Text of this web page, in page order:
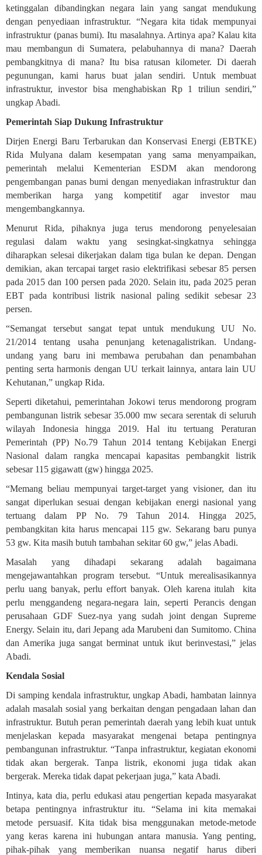
ketinggalan dibandingkan negara lain yang sangat mendukung
dengan penyediaan infrastruktur. “Negara kita tidak mempunyai
infrastruktur (panas bumi). Itu masalahnya. Artinya apa? Kalau kita
mau membangun di Sumatera, pelabuhannya di mana? Daerah
pembangkitnya di mana? Itu bisa ratusan kilometer. Di daerah
pegunungan, kami harus buat jalan sendiri. Untuk membuat
infrastruktur, investor bisa menghabiskan Rp 1 triliun sendiri,”
ungkap Abadi.
Pemerintah Siap Dukung Infrastruktur
Dirjen Energi Baru Terbarukan dan Konservasi Energi (EBTKE)
Rida Mulyana dalam kesempatan yang sama menyampaikan,
pemerintah melalui Kementerian ESDM akan mendorong
pengembangan panas bumi dengan menyediakan infrastruktur dan
memberikan harga yang kompetitif agar investor mau
mengembangkannya.
Menurut Rida, pihaknya juga terus mendorong penyelesaian
regulasi dalam waktu yang sesingkat-singkatnya sehingga
diharapkan selesai dikerjakan dalam tiga bulan ke depan. Dengan
demikian, akan tercapai target rasio elektrifikasi sebesar 85 persen
pada 2015 dan 100 persen pada 2020. Selain itu, pada 2025 peran
EBT pada kontribusi listrik nasional paling sedikit sebesar 23
persen.
“Semangat tersebut sangat tepat untuk mendukung UU No.
21/2014 tentang usaha penunjang ketenagalistrikan. Undang-
undang yang baru ini membawa perubahan dan penambahan
penting serta harmonis dengan UU terkait lainnya, antara lain UU
Kehutanan,” ungkap Rida.
Seperti diketahui, pemerintahan Jokowi terus mendorong program
pembangunan listrik sebesar 35.000 mw secara serentak di seluruh
wilayah Indonesia hingga 2019. Hal itu tertuang Peraturan
Pemerintah (PP) No.79 Tahun 2014 tentang Kebijakan Energi
Nasional dalam rangka mencapai kapasitas pembangkit listrik
sebesar 115 gigawatt (gw) hingga 2025.
“Memang beliau mempunyai target-target yang visioner, dan itu
sangat diperlukan sesuai dengan kebijakan energi nasional yang
tertuang dalam PP No. 79 Tahun 2014. Hingga 2025,
pembangkitan kita harus mencapai 115 gw. Sekarang baru punya
53 gw. Kita masih butuh tambahan sekitar 60 gw,” jelas Abadi.
Masalah yang dihadapi sekarang adalah bagaimana
mengejawantahkan program tersebut. “Untuk merealisasikannya
perlu uang banyak, perlu effort banyak. Oleh karena itulah
kita
perlu menggandeng negara-negara lain, seperti Perancis dengan
perusahaan GDF Suez-nya yang sudah joint dengan Supreme
Energy. Selain itu, dari Jepang ada Marubeni dan Sumitomo. China
dan Amerika juga sangat berminat untuk ikut berinvestasi,” jelas
Abadi.
Kendala Sosial
Di samping kendala infrastruktur, ungkap Abadi, hambatan lainnya
adalah masalah sosial yang berkaitan dengan pengadaan lahan dan
infrastruktur. Butuh peran pemerintah daerah yang lebih kuat untuk
menjelaskan kepada masyarakat mengenai betapa pentingnya
pembangunan infrastruktur. “Tanpa infrastruktur, kegiatan ekonomi
tidak akan bergerak. Tanpa listrik, ekonomi juga tidak akan
bergerak. Mereka tidak dapat pekerjaan juga,” kata Abadi.
Intinya, kata dia, perlu edukasi atau pengertian kepada masyarakat
betapa pentingnya infrastruktur itu. “Selama ini kita memakai
metode persuasif. Kita tidak bisa menggunakan metode-metode
yang keras karena ini hubungan antara manusia. Yang penting,
pihak-pihak yang memberikan nuansa negatif harus diberi